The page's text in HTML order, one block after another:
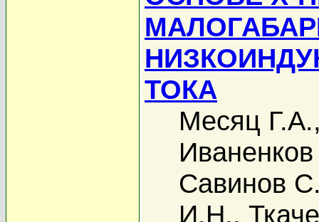
ТОКА
Месяц Г.А.
Савинов
И.Н.,